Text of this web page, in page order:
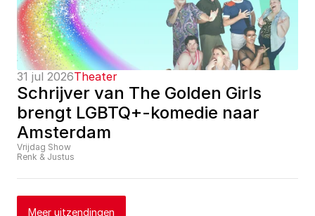
31 jul 2026Theater
Schrijver van The Golden Girls
brengt LGBTQ+-komedie naar
Amsterdam
Vrijdag Show
Renk & Justus
Meer uitzendingen